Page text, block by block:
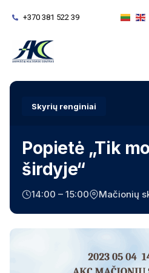
+370 381 522 39
Skyrių renginiai
Popietė „Tik
širdyje“
14:00 – 15:00 Mačionių